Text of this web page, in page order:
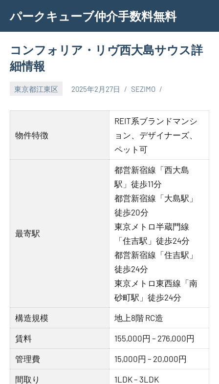
content
パークキューブ仲介手数料無料
コンフォリア・リヴ西大島サウス詳
細情報
東京都江東区 2025年2月27日 SEZIMO
物件特徴
REIT系ブランドマンシ
ョン、デザイナーズ、
ペット可
最寄駅
都営新宿線「西大島
駅」徒歩11分
都営新宿線「大島駅」
徒歩20分
東京メトロ半蔵門線
「住吉駅」徒歩24分
都営新宿線「住吉駅」
徒歩24分
東京メトロ東西線「南
砂町駅」徒歩24分
構造規模 地上8階 RC造
賃料 155,000円 – 276,000円
管理費 15,000円 – 20,000円
間取り 1LDK – 3LDK